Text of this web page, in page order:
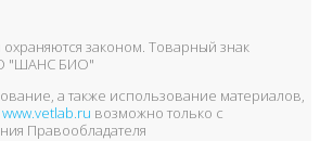
законом. Товарный знак
"ШАНС БИО"
а также использование материалов,
www.vetlab.ru возможно только с
Правообладателя